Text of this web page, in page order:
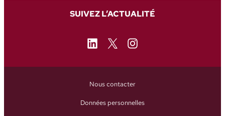
SUIVEZ L’ACTUALITÉ
LinkedIn
X Instagram
Nous contacter
Données personnelles